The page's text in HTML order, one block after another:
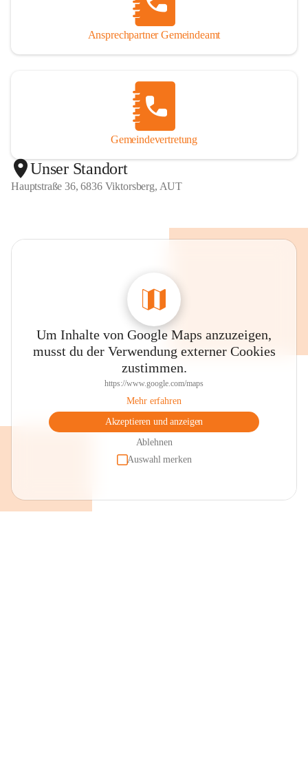
Ansprechpartner Gemeindeamt
Gemeindevertretung
Unser Standort
Hauptstraße 36, 6836 Viktorsberg, AUT
Um Inhalte von Google Maps anzuzeigen,
musst du der Verwendung externer Cookies
zustimmen.
https://www.google.com/maps
Mehr erfahren
Akzeptieren und anzeigen
Ablehnen
Auswahl merken